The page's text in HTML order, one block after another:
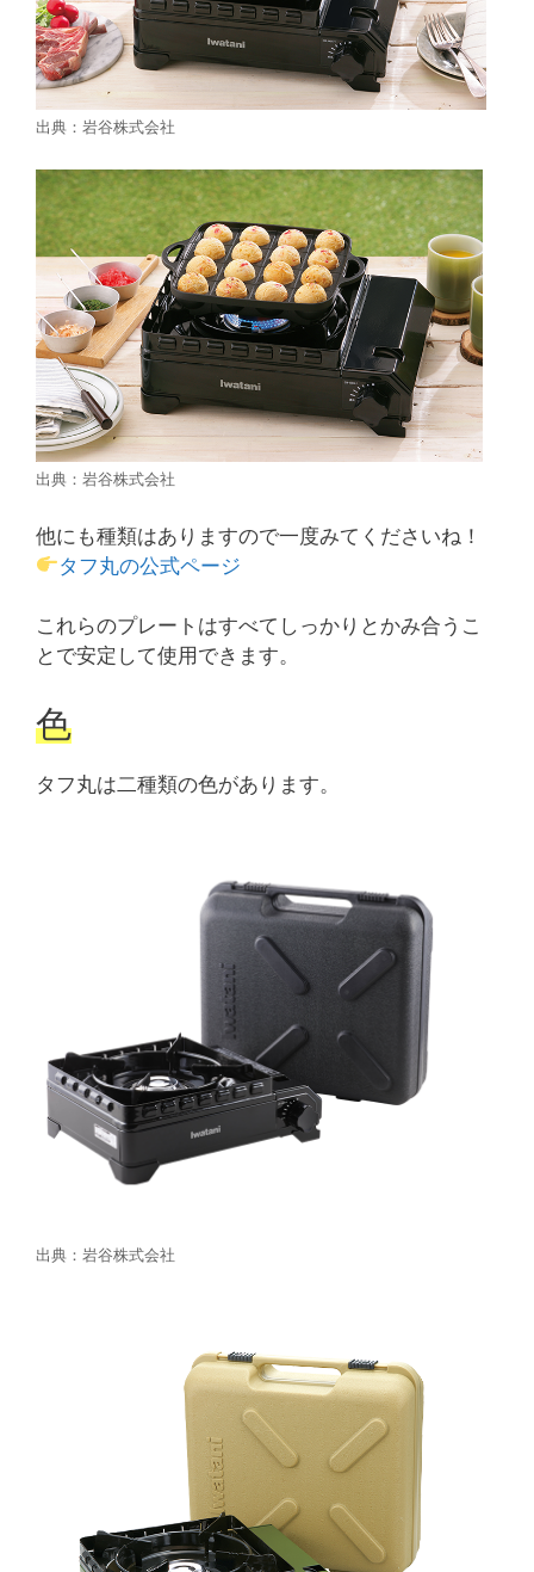
出典：岩谷株式会社
出典：岩谷株式会社
他にも種類はありますので一度みてくださいね！
タフ丸の公式ページ
これらのプレートはすべてしっかりとかみ合うこ
とで安定して使用できます。
色
タフ丸は二種類の色があります。
出典：岩谷株式会社